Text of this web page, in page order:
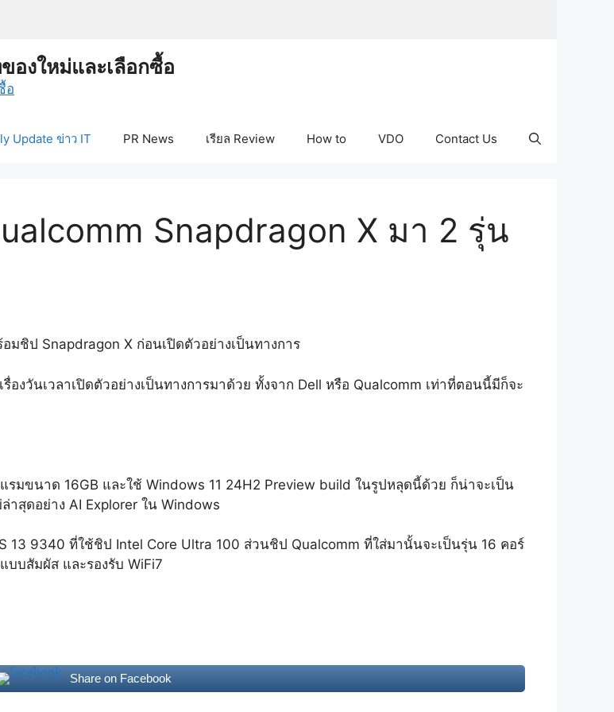
องใหม่และเลือกซื้อ
Update ข่าว IT PR News เรียล Review How to VDO Contact Us
Snapdragon X มา 2 รุ่น
มชิป Snapdragon X ก่อนเปิดตัวอย่างเป็นทางการ
องวันเวลาเปิดตัวอย่างเป็นทางการมาด้วย ทั้งจาก Dell หรือ Qualcomm เท่าที่ตอนนี้มีก็จะ
รมขนาด 16GB และใช้ Windows 11 24H2 Preview build ในรูปหลุดนี้ด้วย ก็น่าจะเป็น
สุดอย่าง AI Explorer ใน Windows
13 9340 ที่ใช้ชิป Intel Core Ultra 100 ส่วนชิป Qualcomm ที่ใส่มานั้นจะเป็นรุ่น 16 คอร์
บสัมผัส และรองรับ WiFi7
Share on Facebook